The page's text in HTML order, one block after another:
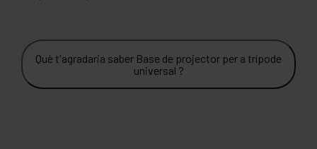
Què t'agradaria saber Base de projector per a trípode
universal ?